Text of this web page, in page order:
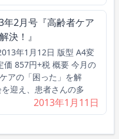
年2月号『高齢者ケア
決！』
年1月12日 版型 A4変
価 857円+税 概要 今月の
アの「困った」を解
迎え、患者さんの多
2013年1月11日